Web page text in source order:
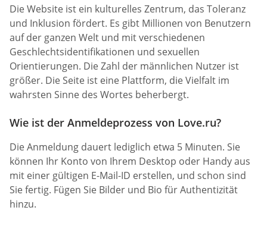
Die Website ist ein kulturelles Zentrum, das Toleranz
und Inklusion fördert. Es gibt Millionen von Benutzern
auf der ganzen Welt und mit verschiedenen
Geschlechtsidentifikationen und sexuellen
Orientierungen. Die Zahl der männlichen Nutzer ist
größer. Die Seite ist eine Plattform, die Vielfalt im
wahrsten Sinne des Wortes beherbergt.
Wie ist der Anmeldeprozess von Love.ru?
Die Anmeldung dauert lediglich etwa 5 Minuten. Sie
können Ihr Konto von Ihrem Desktop oder Handy aus
mit einer gültigen E-Mail-ID erstellen, und schon sind
Sie fertig. Fügen Sie Bilder und Bio für Authentizität
hinzu.